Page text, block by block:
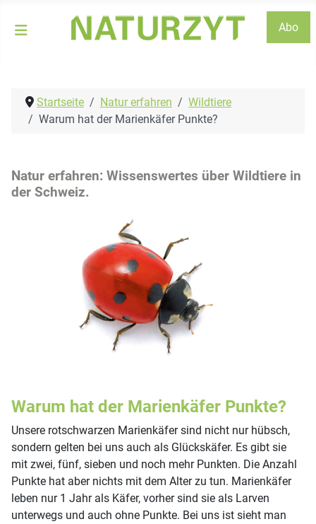
Abo
Startseite Natur erfahren
Wildtiere
Warum hat der Marienkäfer Punkte?
Natur erfahren: Wissenswertes über Wildtiere in
der Schweiz.
Warum hat der Marienkäfer Punkte?
Unsere rotschwarzen Marienkäfer sind nicht nur hübsch,
sondern gelten bei uns auch als Glückskäfer. Es gibt sie
mit zwei, fünf, sieben und noch mehr Punkten. Die Anzahl
Punkte hat aber nichts mit dem Alter zu tun. Marienkäfer
leben nur 1 Jahr als Käfer, vorher sind sie als Larven
unterwegs und auch ohne Punkte. Bei uns ist sieht man